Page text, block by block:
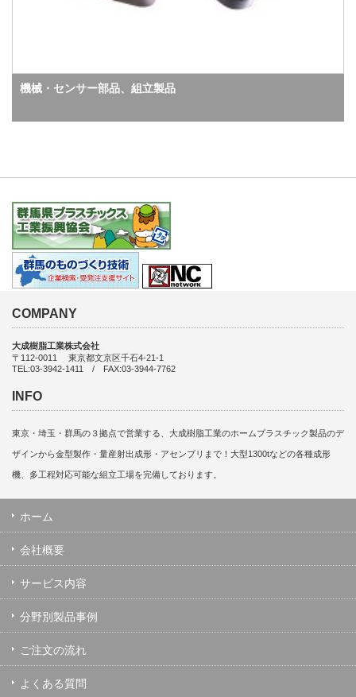
機械・センサー部品、組立製品
COMPANY
大成樹脂工業株式会社
〒112-0011 東京都文京区千石4-21-1
TEL:03-3942-1411 / FAX:03-3944-7762
INFO
東京・埼玉・群馬の３拠点で営業する、大成樹脂工業のホームプラスチック製品のデ
ザインから金型製作・量産射出成形・アセンブリまで！大型1300tなどの各種成形
機、多工程対応可能な組立工場を完備しております。
ホーム
会社概要
サービス内容
分野別製品事例
ご注文の流れ
よくある質問